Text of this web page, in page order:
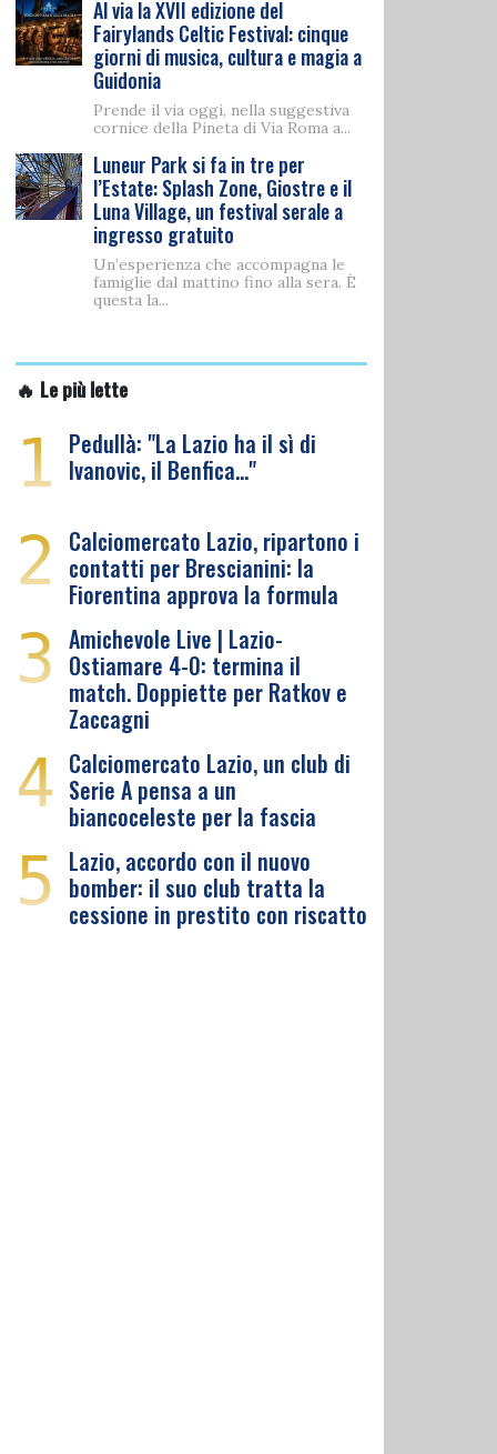
Al via la XVII edizione del
Fairylands Celtic Festival: cinque
giorni di musica, cultura e magia a
Guidonia
Prende il via oggi, nella suggestiva
cornice della Pineta di Via Roma a...
Luneur Park si fa in tre per
l’Estate: Splash Zone, Giostre e il
Luna Village, un festival serale a
ingresso gratuito
Un’esperienza che accompagna le
famiglie dal mattino fino alla sera. È
questa la...
🔥 Le più lette
1 Pedullà: "La Lazio ha il sì di
Ivanovic, il Benfica…"
2 Calciomercato Lazio, ripartono i
contatti per Brescianini: la
Fiorentina approva la formula
3 Amichevole Live | Lazio-
Ostiamare 4-0: termina il
match. Doppiette per Ratkov e
Zaccagni
4 Calciomercato Lazio, un club di
Serie A pensa a un
biancoceleste per la fascia
5 Lazio, accordo con il nuovo
bomber: il suo club tratta la
cessione in prestito con riscatto